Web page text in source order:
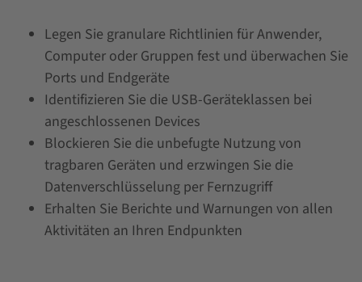
Legen Sie granulare Richtlinien für Anwender,
Computer oder Gruppen fest und überwachen Sie
Ports und Endgeräte
Identifizieren Sie die USB-Geräteklassen bei
angeschlossenen Devices
Blockieren Sie die unbefugte Nutzung von
tragbaren Geräten und erzwingen Sie die
Datenverschlüsselung per Fernzugriff
Erhalten Sie Berichte und Warnungen von allen
Aktivitäten an Ihren Endpunkten